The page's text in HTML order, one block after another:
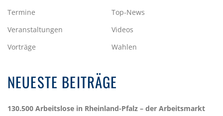
Termine
Top-News
Veranstaltungen
Videos
Vorträge
Wahlen
NEUESTE BEITRÄGE
130.500 Arbeitslose in Rheinland-Pfalz – der Arbeitsmarkt